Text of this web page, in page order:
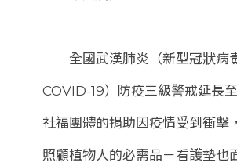
全國武漢​肺炎（新型冠狀病
COVID-19）防疫三級警戒延長至
社福團體的捐助因疫情受到衝擊
照顧植物人的必需品－看護墊也